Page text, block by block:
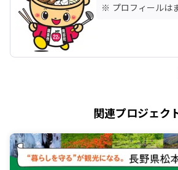
※ プロフィールは
関連プロジェク